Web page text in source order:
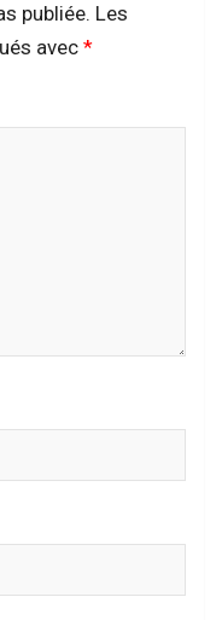
publiée. Les
avec *